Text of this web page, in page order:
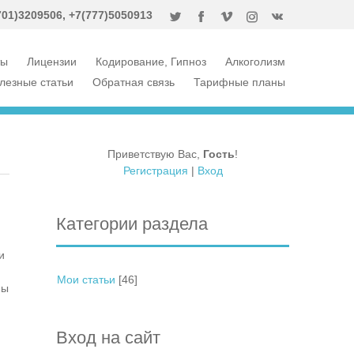
209506, +7(777)5050913
Лицензии Кодирование, Гипноз
Алкоголизм
статьи
Обратная связь Тарифные планы
Приветствую Вас, Гость!
Регистрация | Вход
Категории раздела
Мои статьи [46]
Вход на сайт